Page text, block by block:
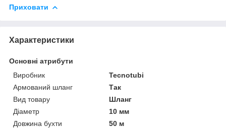
Приховати
Характеристики
Основні атрибути
Виробник
Tecnotubi
Армований шланг
Так
Вид товару
Шланг
Діаметр
10 мм
Довжина бухти
50 м